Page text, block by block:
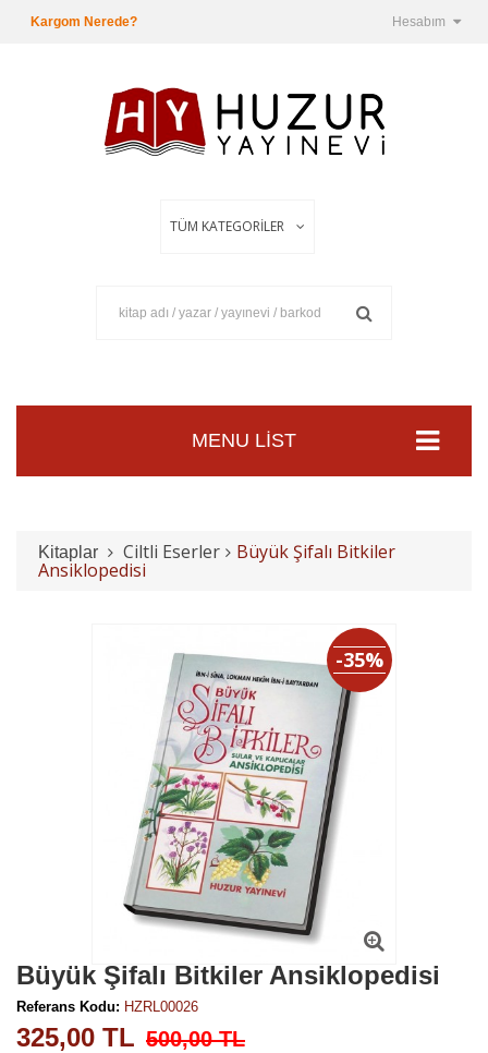
Hesabım
Kargom Nerede?
MENU LIST
Kitaplar Ciltli Eserler Büyük Şifalı Bitkiler
Ansiklopedisi
-35%
Büyük Şifalı Bitkiler Ansiklopedisi
Referans Kodu: HZRL00026
325,00 TL 500,00 TL